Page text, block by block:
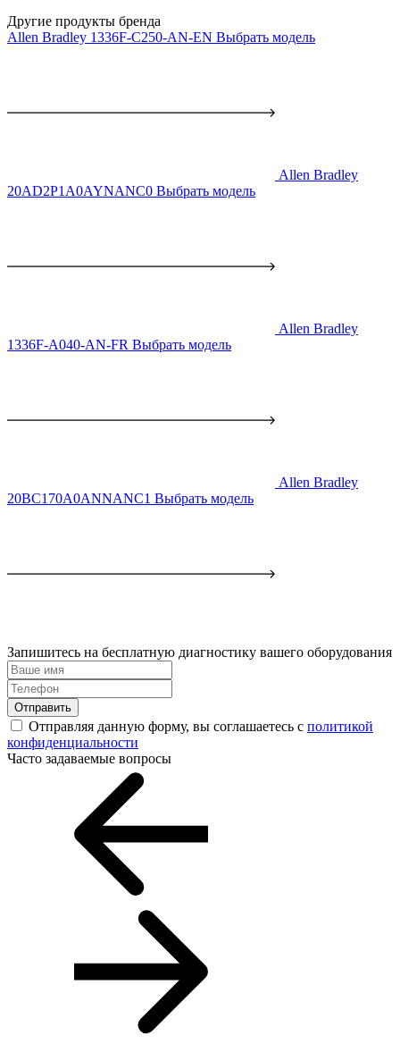
Другие продукты бренда
Allen Bradley 1336F-C250-AN-EN Выбрать модель
Allen Bradley
20AD2P1A0AYNANC0 Выбрать модель
Allen Bradley
1336F-A040-AN-FR Выбрать модель
Allen Bradley
20BC170A0ANNANC1 Выбрать модель
Запишитесь на бесплатную диагностику вашего оборудования
Отправить
Отправляя данную форму, вы соглашаетесь с политикой
конфиденциальности
Часто задаваемые вопросы